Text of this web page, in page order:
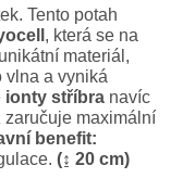
Tento potah
, která se na
materiál,
vlna a vyniká
ionty stříbra navíc
zaručuje maximální
benefit:
(↨ 20 cm)